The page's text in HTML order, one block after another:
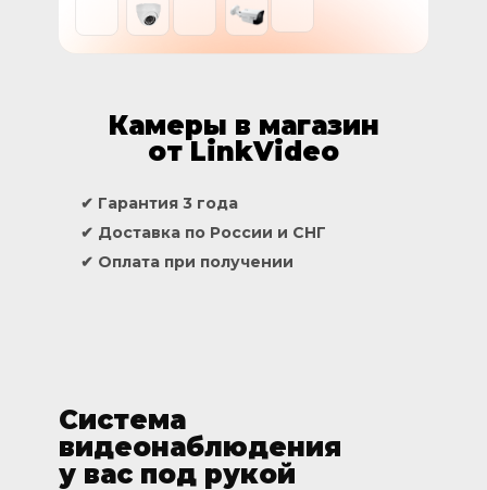
Камеры в магазин
от LinkVideo
✔ Гарантия 3 года
✔ Доставка по России и СНГ
✔ Оплата при получении
Система
видеонаблюдения
у вас под рукой